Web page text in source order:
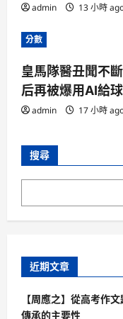
admin 13 小時
分數
皇馬隊醫丑聞不
后再被爆用AI給
admin 17 小時
搜尋
近期文章
【周應之】從高考作
傳承的主要性